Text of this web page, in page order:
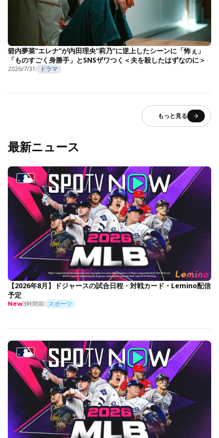
箭内夢菜“エレナ”が内田理央“莉乃”に逆上したシーンに「怖ぇ」
「ものすごく身勝手」とSNSザワつく＜夫を殺したはずなのに＞
2026/7/31 ドラマ
もっと見る
最新ニュース
【2026年8月】ドジャースの試合日程・対戦カード・Lemino配信
予定
New3時間前 スポーツ